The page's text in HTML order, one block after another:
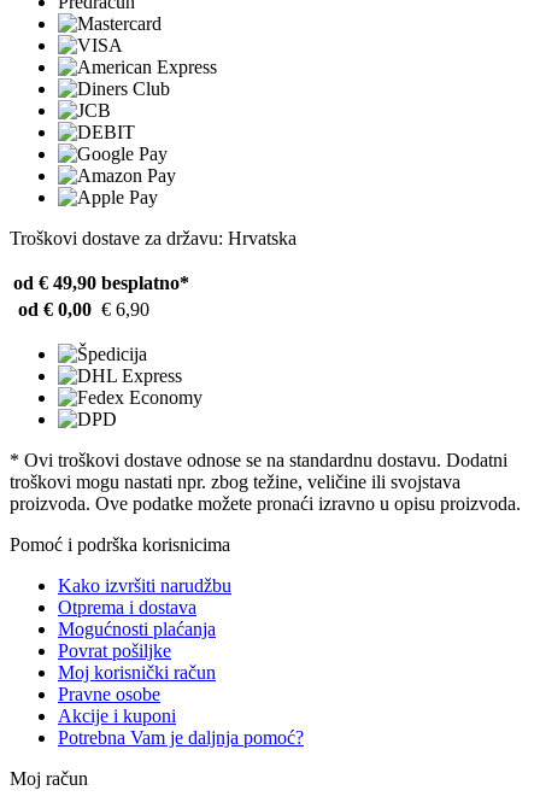
Troškovi dostave za državu: Hrvatska
od € 49,90 besplatno*
od € 0,00 € 6,90
* Ovi troškovi dostave odnose se na standardnu ​​dostavu. Dodatni
troškovi mogu nastati npr. zbog težine, veličine ili svojstava
proizvoda. Ove podatke možete pronaći izravno u opisu proizvoda.
Pomoć i podrška korisnicima
Kako izvršiti narudžbu
Otprema i dostava
Mogućnosti plaćanja
Povrat pošiljke
Moj korisnički račun
Pravne osobe
Akcije i kuponi
Potrebna Vam je daljnja pomoć?
Moj račun